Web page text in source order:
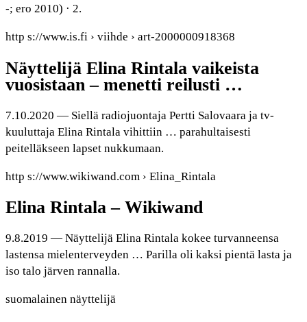
-; ero 2010) · 2.
http s://www.is.fi › viihde › art-2000000918368
Näyttelijä Elina Rintala vaikeista
vuosistaan – menetti reilusti …
7.10.2020 — Siellä radiojuontaja Pertti Salovaara ja tv-
kuuluttaja Elina Rintala vihittiin … parahultaisesti
peitelläkseen lapset nukkumaan.
http s://www.wikiwand.com › Elina_Rintala
Elina Rintala – Wikiwand
9.8.2019 — Näyttelijä Elina Rintala kokee turvanneensa
lastensa mielenterveyden … Parilla oli kaksi pientä lasta ja
iso talo järven rannalla.
suomalainen näyttelijä